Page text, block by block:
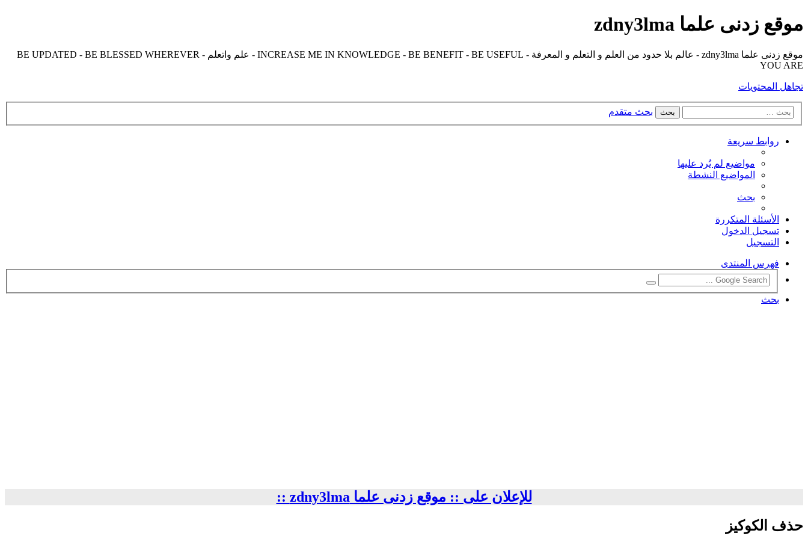
موقع زدنى علما zdny3lma
موقع زدنى علما zdny3lma - عالم بلا حدود من العلم و التعلم و المعرفة - INCREASE ME IN KNOWLEDGE - BE BENEFIT - BE USEFUL - علم واتعلم - BE UPDATED - BE BLESSED WHEREVER
YOU ARE
تجاهل المحتويات
بحث بحث متقدم
روابط سريعة
مواضيع لم يُرد عليها
المواضيع النشطة
بحث
الأسئلة المتكررة
تسجيل الدخول
التسجيل
فهرس المنتدى
بحث
للإعلان على :: موقع زدنى علما zdny3lma ::
حذف الكوكيز